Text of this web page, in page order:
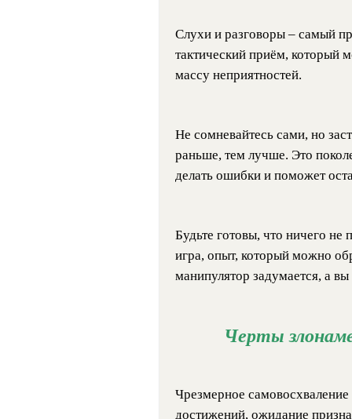
Слухи и разговоры – самый
тактический приём, который
массу неприятностей.
Не сомневайтесь сами, но
раньше, тем лучше. Это
делать ошибки и поможет
Будьте готовы, что ничего не
игра, опыт, который можно
манипулятор задумается, а
Черты
Чрезмерное
достижений, ожидание